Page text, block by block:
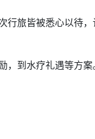
行旅皆被悉心以待
，到水疗礼遇等方